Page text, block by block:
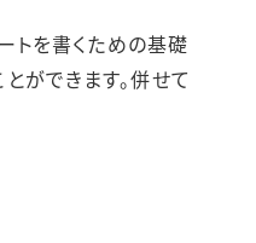
トを書くための基礎
ができます。併せて